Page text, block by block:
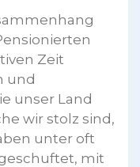
Zeit
und
unser Land
wir stolz sind,
unter oft
mit